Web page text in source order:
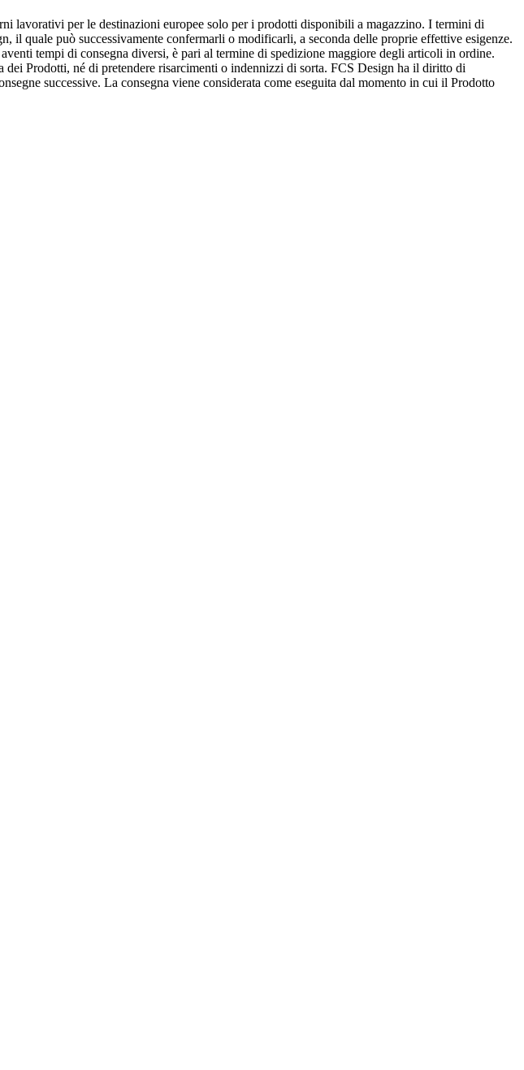
lavorativi per le destinazioni europee solo per i prodotti disponibili a magazzino. I termini di
il quale può successivamente confermarli o modificarli, a seconda delle proprie effettive esigenze.
tempi di consegna diversi, è pari al termine di spedizione maggiore degli articoli in ordine.
Prodotti, né di pretendere risarcimenti o indennizzi di sorta. FCS Design ha il diritto di
successive. La consegna viene considerata come eseguita dal momento in cui il Prodotto